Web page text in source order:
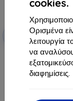
cookies.
Ορισμένα
λειτουργία
να
διαφημίσεις.
Έκπτωση
με κουπόνι
Sonoff
διακόπτης Zigbee
14,90 €